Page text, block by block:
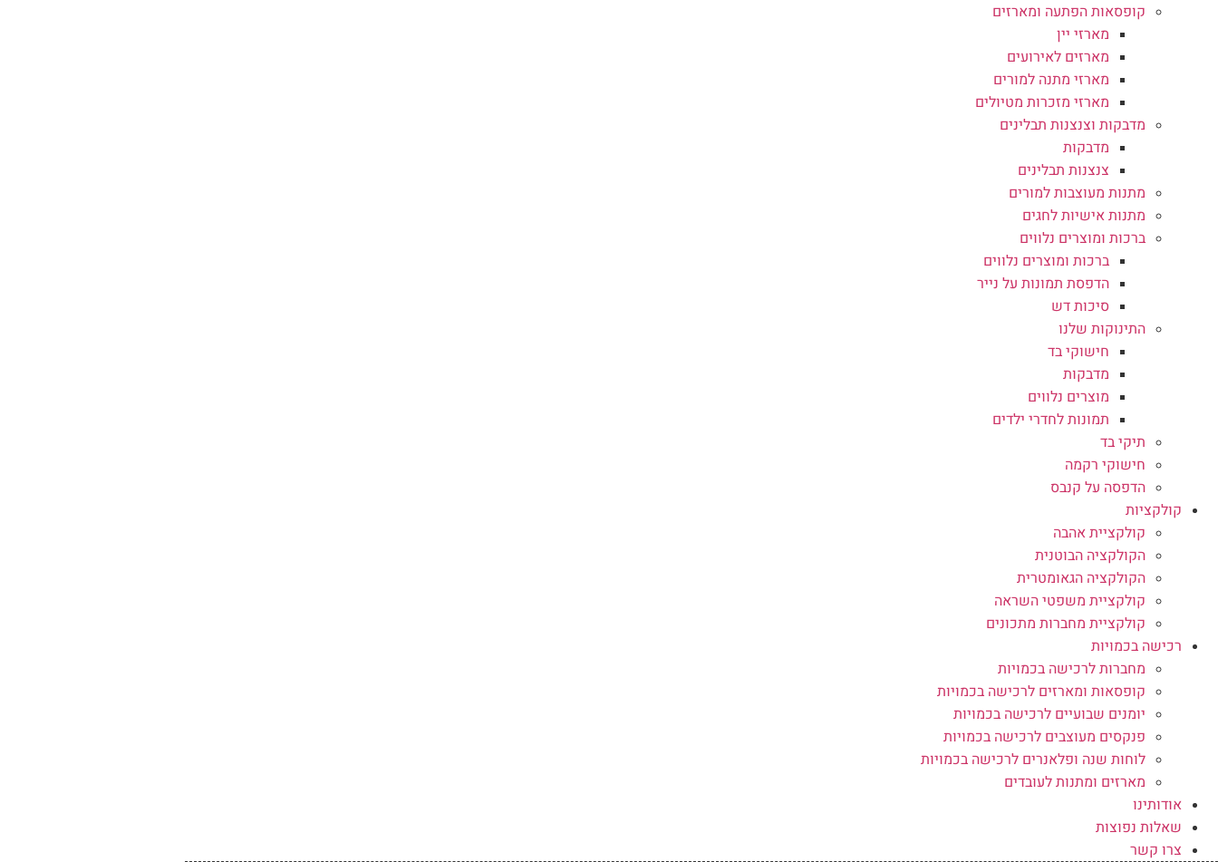
קופסאות הפתעה ומארזים
מארזי יין
מארזים לאירועים
מארזי מתנה למורים
מארזי מזכרות מטיולים
מדבקות וצנצנות תבלינים
מדבקות
צנצנות תבלינים
מתנות מעוצבות למורים
מתנות אישיות לחגים
ברכות ומוצרים נלווים
ברכות ומוצרים נלווים
הדפסת תמונות על נייר
סיכות דש
התינוקות שלנו
חישוקי בד
מדבקות
מוצרים נלווים
תמונות לחדרי ילדים
תיקי בד
חישוקי רקמה
הדפסה על קנבס
קולקציות
קולקציית אהבה
הקולקציה הבוטנית
הקולקציה הגאומטרית
קולקציית משפטי השראה
קולקציית מחברות מתכונים
רכישה בכמויות
מחברות לרכישה בכמויות
קופסאות ומארזים לרכישה בכמויות
יומנים שבועיים לרכישה בכמויות
פנקסים מעוצבים לרכישה בכמויות
לוחות שנה ופלאנרים לרכישה בכמויות
מארזים ומתנות לעובדים
אודותינו
שאלות נפוצות
צרו קשר